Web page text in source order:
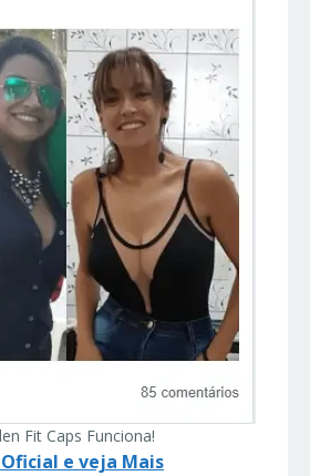
Fit Caps Funciona!
e veja Mais